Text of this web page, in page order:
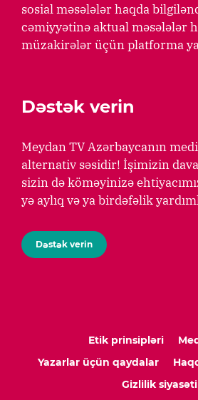
sosial məsələlər haqda
cəmiyyətinə aktual məsələlər
müzakirələr üçün platforma
Dəstək verin
Meydan TV Azərbaycanın
alternativ səsidir! İşimizin
sizin də köməyinizə
yə aylıq və ya birdəfəlik
Dəstək verin
Etik prinsipləri
Yazarlar üçün qaydalar
Gizlilik siyasəti